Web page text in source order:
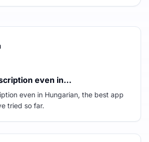
even in…
even in Hungarian, the best app
tried so far.